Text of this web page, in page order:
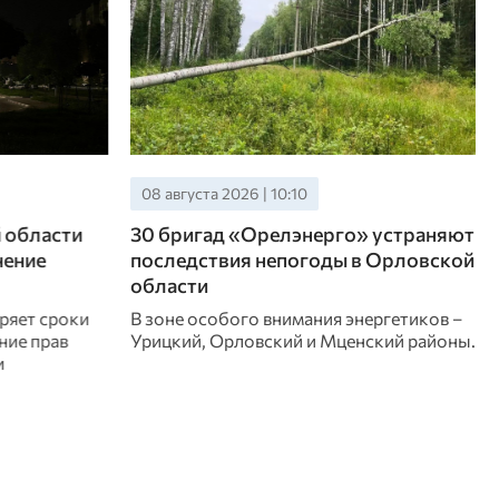
–
районы.
07 августа 2026 | 21:05
Более шести тысяч орловцев
прошли профориентацию с начала
2026 года
Такая возможность доступна всем
желающим в Кадровых центрах «Работа